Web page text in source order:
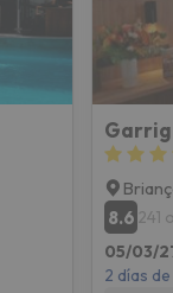
8.6 241
05/03/
2 días